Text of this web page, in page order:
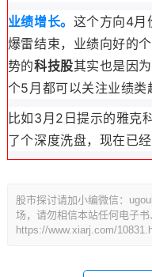
业绩增长。 这个方向4月
爆雷结束，业绩向好的
势的科技股其实也是因
个5月都可以关注业绩类
比如3月2日提示的雅克
了个深度洗盘，现在已
股市探讨请加小编微信：
场，请勿相信本站任何电子书
https://www.xiarj.com/